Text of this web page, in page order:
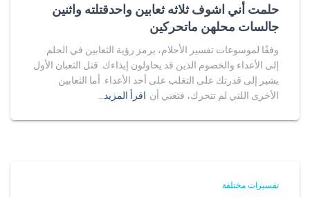
حلمت أني اشوف ثلاثه ثعابين واحدقتلته واثنين
جالسات محلهن ماتحركين
وفقًا لموسوعات تفسير الأحلام، يرمز رؤية الثعابين في الحلم
إلى الأعداء والخصوم الذين قد يحاولون إيذاءك. قتل الثعبان الأول
يشير إلى قدرتك على التغلب على أحد الأعداء. أما الثعابين
الأخرى اللتي لم تتحرك، فتعني أن اقرأ المزيد…
تفسيرات مختلفة